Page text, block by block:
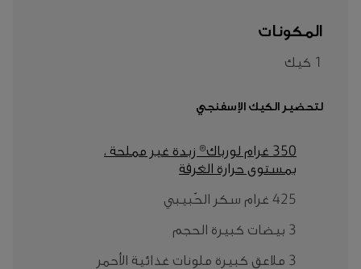
المكونات
1 كيك
لتحضير الكيك الإسفنجي
350 غرام لورباك® زبدة غير مملحة ،
بمستوى حرارة الغرفة
425 غرام سكر الحُبيبي
3 بيضات كبيرة الحجم
3 ملاعق كبيرة ملونات غذائية الأحمر